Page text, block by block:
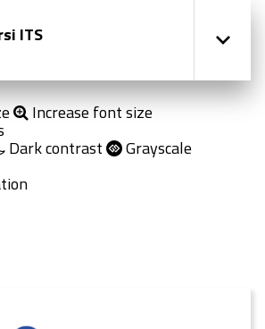
ITS
Increase font size
Dark contrast Grayscale